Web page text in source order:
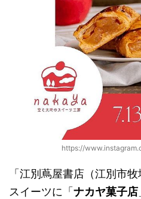
https://
「江別蔦屋書店（江別市
スイーツに「 ナカヤ菓子店